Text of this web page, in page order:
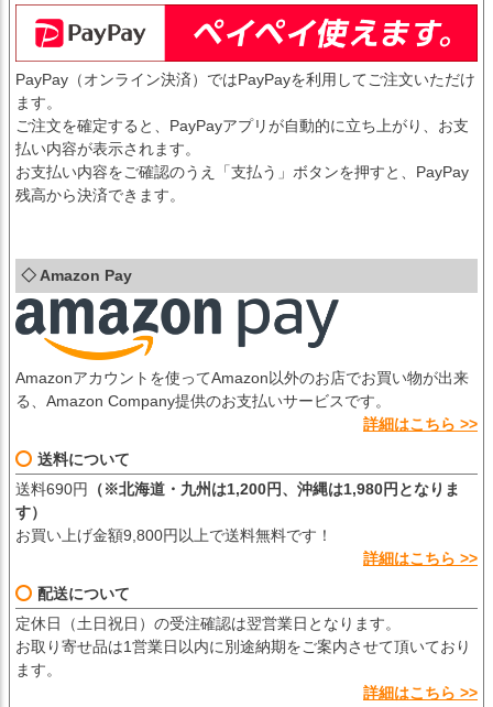
PayPay（オンライン決済）ではPayPayを利用してご注文いただけ
ます。
ご注文を確定すると、PayPayアプリが自動的に立ち上がり、お支
払い内容が表示されます。
お支払い内容をご確認のうえ「支払う」ボタンを押すと、PayPay
残高から決済できます。
◇ Amazon Pay
Amazonアカウントを使ってAmazon以外のお店でお買い物が出来
る、Amazon Company提供のお支払いサービスです。
詳細はこちら >>
送料について
送料690円
（※北海道・九州は1,200円、沖縄は1,980円となりま
す）
お買い上げ金額9,800円以上で送料無料です！
詳細はこちら >>
配送について
定休日（土日祝日）の受注確認は翌営業日となります。
お取り寄せ品は1営業日以内に別途納期をご案内させて頂いており
ます。
詳細はこちら >>